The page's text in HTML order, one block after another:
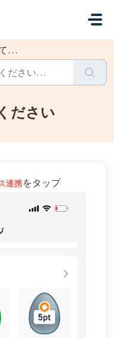
ださい
連携をタップ